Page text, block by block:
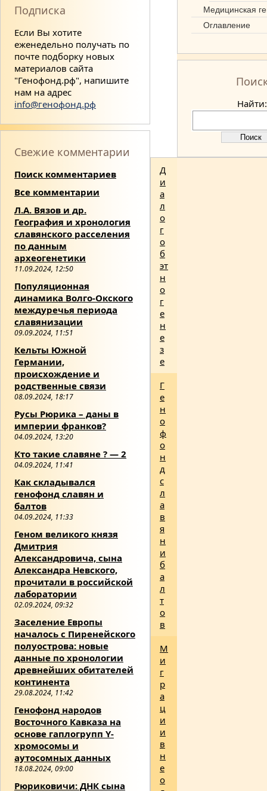
Подписка
Если Вы хотите
еженедельно получать по
почте подборку новых
материалов сайта
"Генофонд.рф", напишите
нам на адрес
info@генофонд.рф
Свежие комментарии
Поиск комментариев
Все комментарии
Л.А. Вязов и др.
География и хронология
славянского расселения
по данным
археогенетики
11.09.2024, 12:50
Популяционная
динамика Волго-Окского
междуречья периода
славянизации
09.09.2024, 11:51
Кельты Южной
Германии,
происхождение и
родственные связи
08.09.2024, 18:17
Русы Рюрика – даны в
империи франков?
04.09.2024, 13:20
Кто такие славяне ? — 2
04.09.2024, 11:41
Как складывался
генофонд славян и
балтов
04.09.2024, 11:33
Геном великого князя
Дмитрия
Александровича, сына
Александра Невского,
прочитали в российской
лаборатории
02.09.2024, 09:32
Заселение Европы
началось с Пиренейского
полуострова: новые
данные по хронологии
древнейших обитателей
континента
29.08.2024, 11:42
Генофонд народов
Восточного Кавказа на
основе гаплогрупп Y-
хромосомы и
аутосомных данных
18.08.2024, 09:00
Рюриковичи: ДНК сына
Медицинская
Оглавление
Найти:
Д
и
а
л
о
г
о
б
эт
н
о
г
е
н
е
з
е
Г
е
н
о
ф
о
н
д
с
л
а
в
я
н
и
б
а
л
т
о
в
М
и
г
р
а
ц
и
и
в
н
е
о